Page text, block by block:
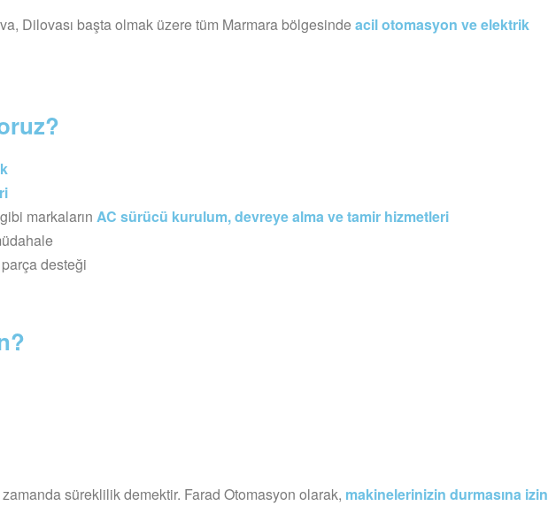
Dilovası başta olmak üzere tüm Marmara bölgesindeacil otomasyon ve elektrik
markaların AC sürücü kurulum, devreye alma ve tamir hizmetleri
desteği
süreklilik demektir. Farad Otomasyon olarak, makinelerinizin durmasına izin